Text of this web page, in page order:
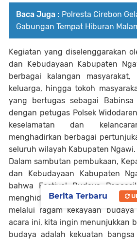
Baca Juga : Polresta Cirebon
Gabungan Tempat Hiburan
Kegiatan yang diselenggarakan
dan Kebudayaan Kabupaten
berbagai kalangan
keluarga, hingga tokoh
yang bertugas sebagai
dengan petugas Polsek
keselamatan dan
menghadirkan berbagai
seluruh wilayah Kabupaten Ngawi.
Dalam sambutan pembukaan,
dan Kebudayaan Kabupaten
bahwa Festival Budaya
menghidupkan kembali nilai-
melalui ragam kekayaan budaya
acara ini, kita ingin menunjukkan
budaya adalah kekuatan
Berita Terbaru